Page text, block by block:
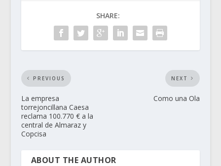
SHARE:
PREVIOUS
La empresa
torrejoncillana Caesa
reclama 100.770 € a la
central de Almaraz y
Copcisa
NEXT
Como una Ola
ABOUT THE AUTHOR